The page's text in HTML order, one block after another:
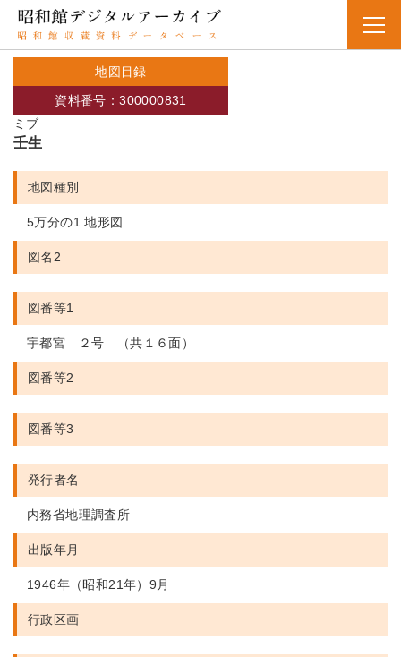
地図目録
ミブ
資料番号：300000831
壬生
地図種別
5万分の1 地形図
図名2
図番等1
宇都宮 ２号 （共１６面）
図番等2
図番等3
発行者名
内務省地理調査所
出版年月
1946年（昭和21年）9月
行政区画